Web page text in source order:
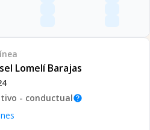
Lomelí Barajas
- conductualhelp